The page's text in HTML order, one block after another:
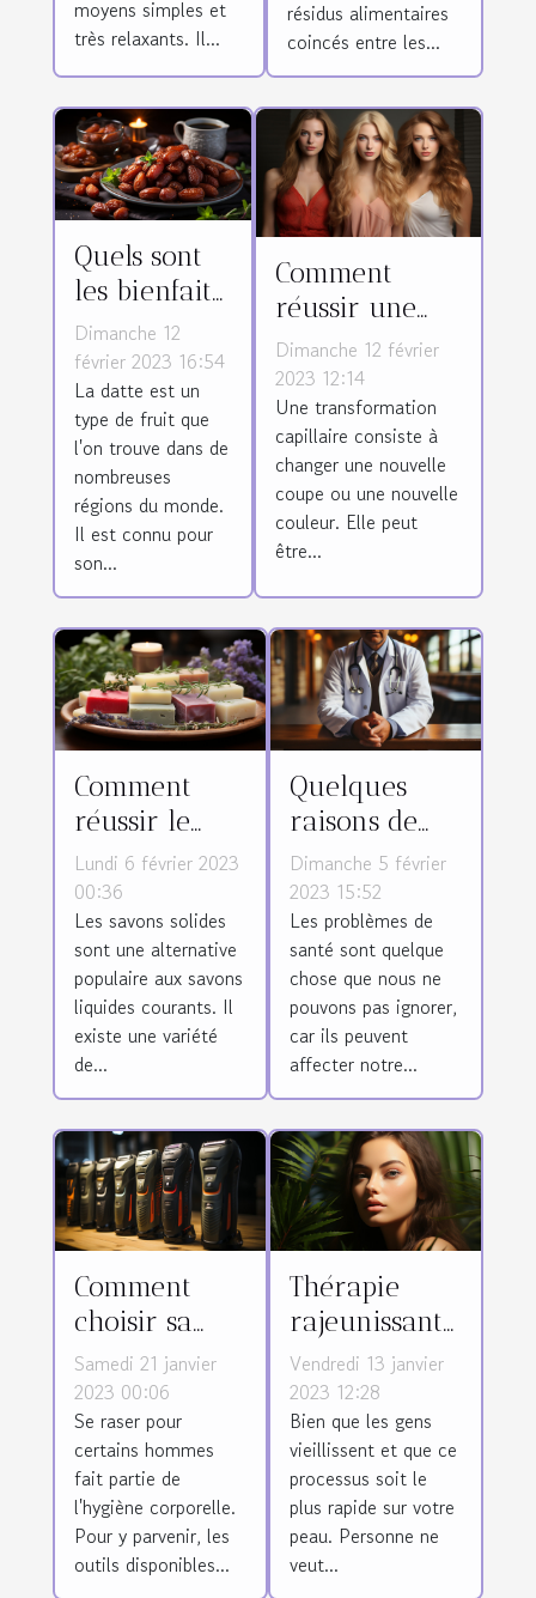
moyens simples et
très relaxants. Il...
résidus alimentaires
coincés entre les...
Quels sont
les bienfaits
de la datte ?
Dimanche 12
février 2023 16:54
La datte est un
type de fruit que
l'on trouve dans de
nombreuses
régions du monde.
Il est connu pour
son...
Comment
réussir une
transformation
des cheveux ?
Dimanche 12 février
2023 12:14
Une transformation
capillaire consiste à
changer une nouvelle
coupe ou une nouvelle
couleur. Elle peut
être...
Comment
réussir le
choix d’un
savon solide
pour son
bien-être ?
Lundi 6 février 2023
00:36
Les savons solides
sont une alternative
populaire aux savons
liquides courants. Il
existe une variété
de...
Quelques
raisons de
faire appel à
un médecin
pour les
problèmes de
santé ?
Dimanche 5 février
2023 15:52
Les problèmes de
santé sont quelque
chose que nous ne
pouvons pas ignorer,
car ils peuvent
affecter notre...
Comment
choisir sa
tondeuse
pour corps
d'homme ?
Samedi 21 janvier
2023 00:06
Se raser pour
certains hommes
fait partie de
l'hygiène corporelle.
Pour y parvenir, les
outils disponibles...
Thérapie
rajeunissante
naturelle
pour la peau
avec de
l'huile de
CBD
Vendredi 13 janvier
2023 12:28
Bien que les gens
vieillissent et que ce
processus soit le
plus rapide sur votre
peau. Personne ne
veut...